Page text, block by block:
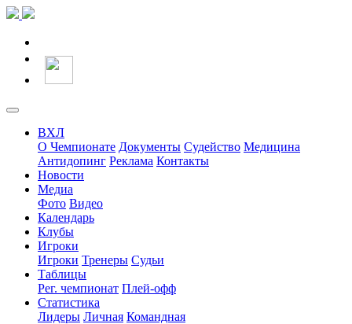
ВХЛ
О Чемпионате Документы Судейство Медицина
Антидопинг Реклама Контакты
Новости
Медиа
Фото Видео
Календарь
Клубы
Игроки
Игроки Тренеры Судьи
Таблицы
Рег. чемпионат Плей-офф
Статистика
Лидеры Личная Командная